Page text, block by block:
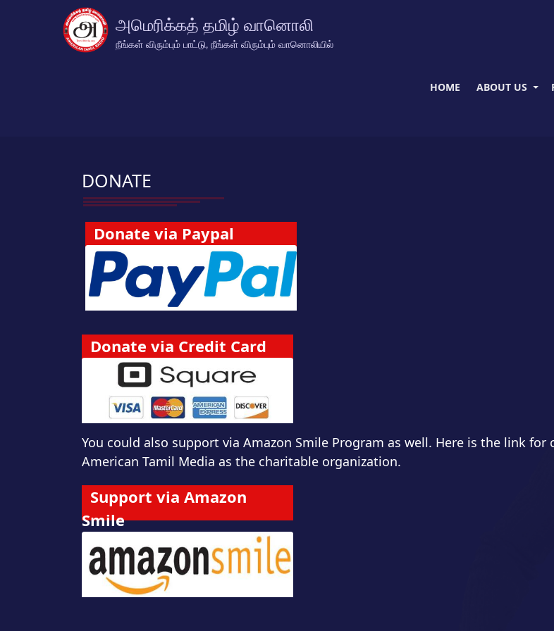
அமெரிக்கத் தமிழ் வானொலி
நீங்கள் விரும்பும் பாட்டு, நீங்கள் விரும்பும் வானொலியில்
HOME ABOUT US
DONATE
Donate via Paypal
Donate via Credit Card
You could also support via Amazon Smile Program as well. Here is the link
American Tamil Media as the charitable organization.
Support via Amazon
Smile